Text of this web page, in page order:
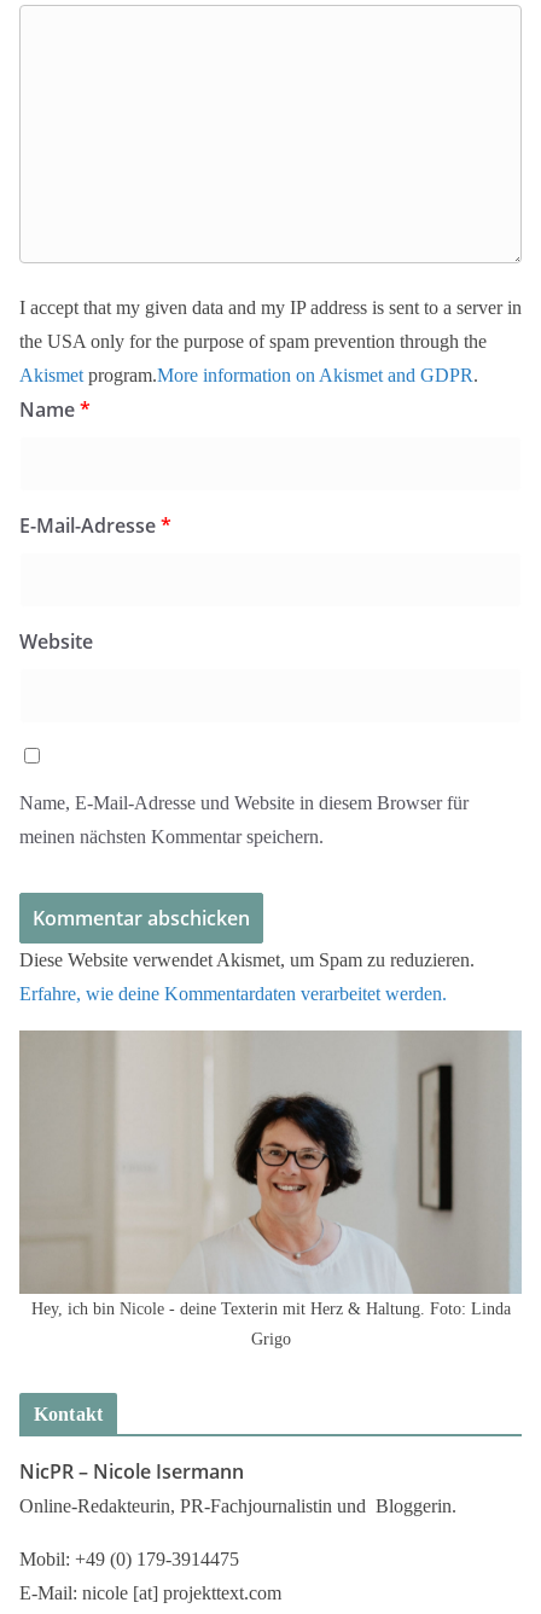
I accept that my given data and my IP address is sent to a server in
the USA only for the purpose of spam prevention through the
Akismet program.More information on Akismet and GDPR.
Name*
E-Mail-Adresse*
Website
Name, E-Mail-Adresse und Website in diesem Browser für
meinen nächsten Kommentar speichern.
Diese Website verwendet Akismet, um Spam zu reduzieren.
Erfahre, wie deine Kommentardaten verarbeitet werden.
Hey, ich bin Nicole - deine Texterin mit Herz & Haltung. Foto: Linda
Grigo
Kontakt
NicPR – Nicole Isermann
Online-Redakteurin, PR-Fachjournalistin und Bloggerin.
Mobil: +49 (0) 179-3914475
E-Mail: nicole [at] projekttext.com